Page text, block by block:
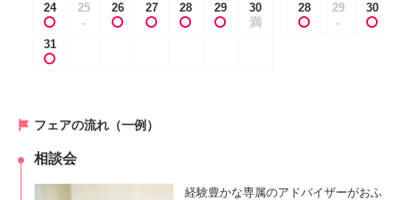
24 25
-
26 27 28 29 30
満
31
28 29
-
30
フェアの流れ（一例）
相談会
経験豊かな専属のアドバイザーがおふ